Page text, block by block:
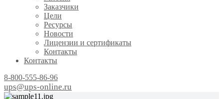
Заказчики
Цели
Ресурсы
Новости
Лицензии и сертификаты
Контакты
Контакты
8-800-555-86-96
ups@ups-online.ru